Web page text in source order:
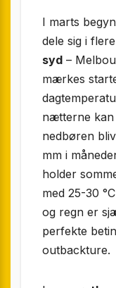
I marts
dele sig i
syd –
mærkes
nætterne kan
nedbøren
mm i
holder
med 25-30
og regn er
perfekte
outbackture.